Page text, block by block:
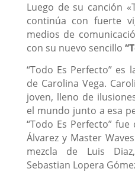
Luego de su canción
continúa con fuerte
medios de
con su nuevo sencillo
“Todo Es Perfecto” es
de Carolina Vega.
joven, lleno de
el mundo junto a esa
“Todo Es Perfecto”
Álvarez y Master
mezcla de Luis
Sebastian Lopera